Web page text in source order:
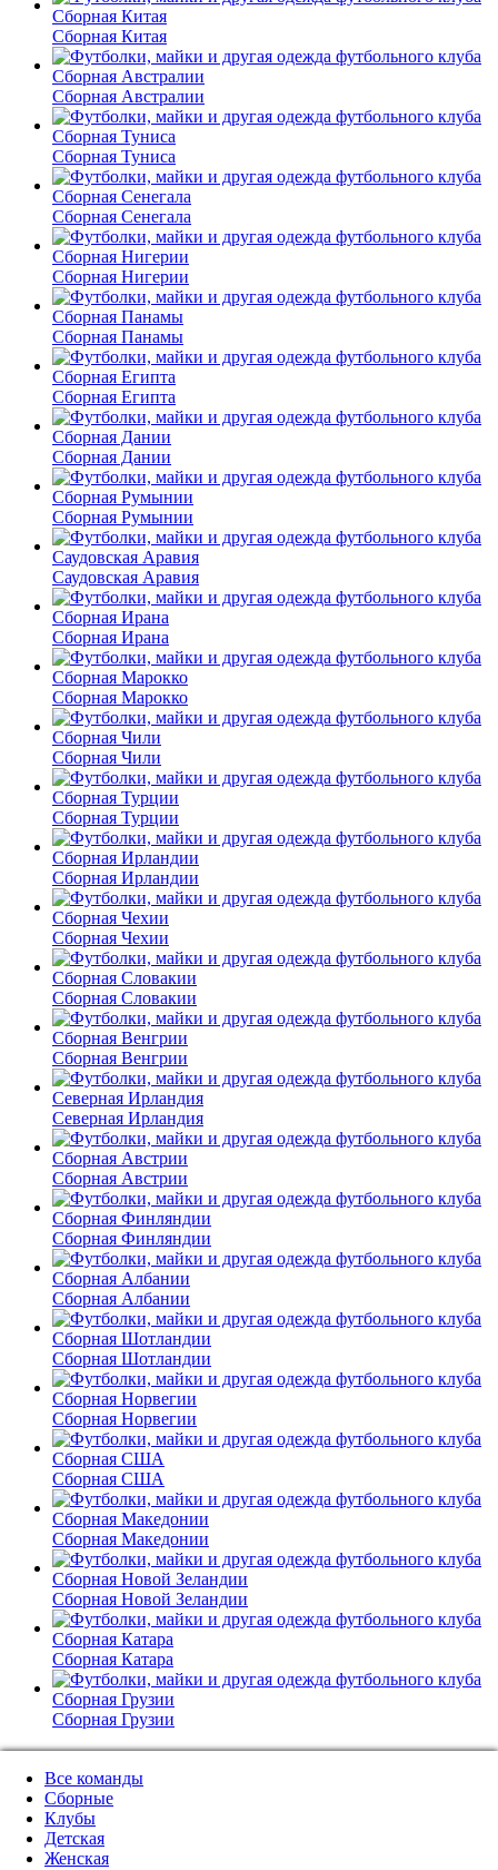
Сборная Китая
Сборная Австралии
Сборная Туниса
Сборная Сенегала
Сборная Нигерии
Сборная Панамы
Сборная Египта
Сборная Дании
Сборная Румынии
Саудовская Аравия
Сборная Ирана
Сборная Марокко
Сборная Чили
Сборная Турции
Сборная Ирландии
Сборная Чехии
Сборная Словакии
Сборная Венгрии
Северная Ирландия
Сборная Австрии
Сборная Финляндии
Сборная Албании
Сборная Шотландии
Сборная Норвегии
Сборная США
Сборная Македонии
Сборная Новой Зеландии
Сборная Катара
Сборная Грузии
Все команды
Сборные
Клубы
Детская
Женская